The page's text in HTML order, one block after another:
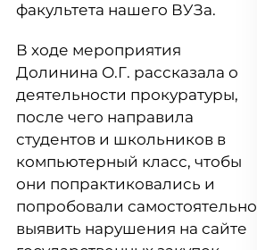
факультета нашего ВУЗа.
В ходе мероприятия
Долинина О.Г. рассказала о
деятельности прокуратуры,
после чего направила
студентов и школьников в
компьютерный класс, чтобы
они попрактиковались и
попробовали самостоятельно
выявить нарушения на сайте